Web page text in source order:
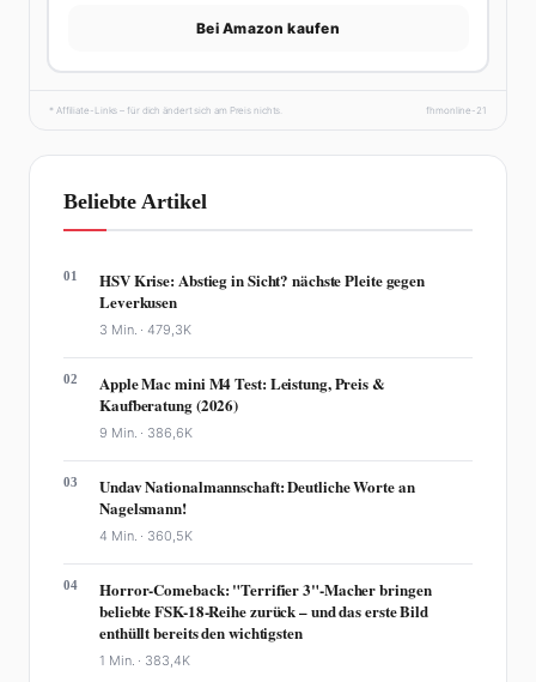
Bei Amazon kaufen
* Affiliate-Links – für dich ändert sich am Preis nichts. fhmonline-21
Beliebte Artikel
01
HSV Krise: Abstieg in Sicht? nächste Pleite gegen
Leverkusen
3 Min. ·479,3K
02
Apple Mac mini M4 Test: Leistung, Preis &
Kaufberatung (2026)
9 Min. · 386,6K
03
Undav Nationalmannschaft: Deutliche Worte an
Nagelsmann!
4 Min. · 360,5K
04
Horror-Comeback: "Terrifier 3"-Macher bringen
beliebte FSK-18-Reihe zurück – und das erste Bild
enthüllt bereits den wichtigsten
1 Min. · 383,4K